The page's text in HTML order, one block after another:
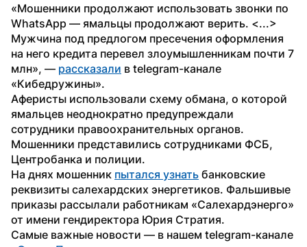
«Мошенники продолжают использовать звонки по
WhatsApp — ямальцы продолжают верить. <...>
Мужчина под предлогом пресечения оформления
на него кредита перевел злоумышленникам почти 7
млн», — рассказали в telegram-канале
«Кибедружины».
Аферисты использовали схему обмана, о которой
ямальцев неоднократно предупреждали
сотрудники правоохранительных органов.
Мошенники представились сотрудниками ФСБ,
Центробанка и полиции.
На днях мошенник пытался узнать банковские
реквизиты салехардских энергетиков. Фальшивые
приказы рассылали работникам «Салехардэнерго»
от имени гендиректора Юрия Стратия.
Самые важные новости — в нашем telegram-канале